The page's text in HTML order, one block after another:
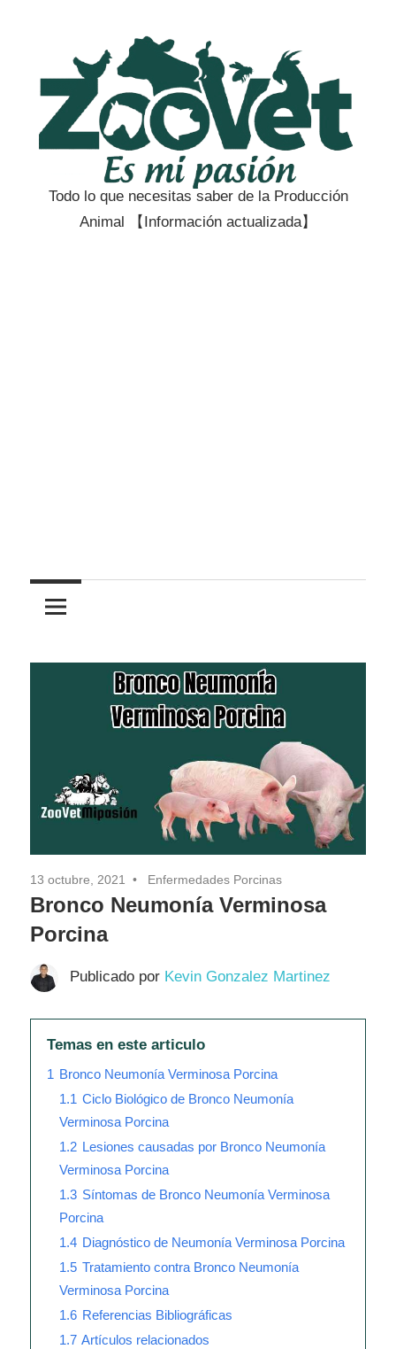
contenido
Zootecnia
Todo lo que necesitas saber de la Producción
Animal 【Información actualizada】
13 octubre, 2021 Enfermedades Porcinas
Bronco Neumonía Verminosa
Porcina
Publicado por Kevin Gonzalez Martinez
Temas en este articulo
1 Bronco Neumonía Verminosa Porcina
1.1 Ciclo Biológico de Bronco Neumonía
Verminosa Porcina
1.2 Lesiones causadas por Bronco Neumonía
Verminosa Porcina
1.3 Síntomas de Bronco Neumonía Verminosa
Porcina
1.4 Diagnóstico de Neumonía Verminosa Porcina
1.5 Tratamiento contra Bronco Neumonía
Verminosa Porcina
1.6 Referencias Bibliográficas
1.7 Artículos relacionados